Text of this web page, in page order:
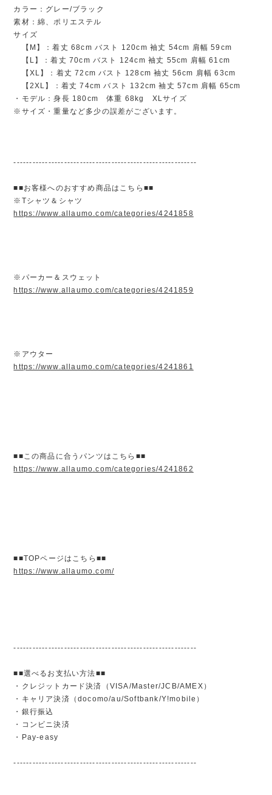
カラー：グレー/ブラック
素材：綿、ポリエステル
サイズ
【M】：着丈 68cm バスト 120cm 袖丈 54cm 肩幅 59cm
【L】：着丈 70cm バスト 124cm 袖丈 55cm 肩幅 61cm
【XL】：着丈 72cm バスト 128cm 袖丈 56cm 肩幅 63cm
【2XL】：着丈 74cm バスト 132cm 袖丈 57cm 肩幅 65cm
・モデル：身長 180cm 体重 68kg XLサイズ
※サイズ・重量など多少の誤差がございます。
----------------------------------------------------------
■■お客様へのおすすめ商品はこちら■■
※Tシャツ＆シャツ
https://www.allaumo.com/categories/4241858
※パーカー＆スウェット
https://www.allaumo.com/categories/4241859
※アウター
https://www.allaumo.com/categories/4241861
■■この商品に合うパンツはこちら■■
https://www.allaumo.com/categories/4241862
■■TOPページはこちら■■
https://www.allaumo.com/
----------------------------------------------------------
■■選べるお支払い方法■■
・クレジットカード決済（VISA/Master/JCB/AMEX）
・キャリア決済（docomo/au/Softbank/Y!mobile）
・銀行振込
・コンビニ決済
・Pay-easy
----------------------------------------------------------